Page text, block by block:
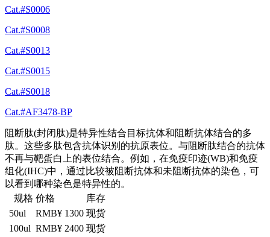
Cat.#S0006
Cat.#S0008
Cat.#S0013
Cat.#S0015
Cat.#S0018
Cat.#AF3478-BP
阻断肽(封闭肽)是特异性结合目标抗体和阻断抗体结合的多
肽。这些多肽包含抗体识别的抗原表位。与阻断肽结合的抗体
不再与靶蛋白上的表位结合。例如，在免疫印迹(WB)和免疫
组化(IHC)中，通过比较被阻断抗体和未阻断抗体的染色，可
以看到哪种染色是特异性的。
规格 价格
库存
50ul
RMB¥ 1300 现货
100ul RMB¥ 2400 现货